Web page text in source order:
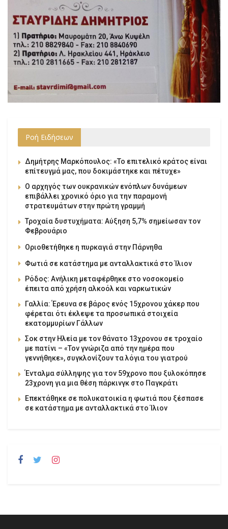
Ροή Ειδήσεων
Δημήτρης Μαρκόπουλος: «Το επιτελικό κράτος είναι
επίτευγμά μας, που δοκιμάστηκε και πέτυχε»
Ο αρχηγός των ουκρανικών ενόπλων δυνάμεων
επιβάλλει χρονικό όριο για την παραμονή
στρατευμάτων στην πρώτη γραμμή
Τροχαία δυστυχήματα: Αύξηση 5,7% σημείωσαν τον
Φεβρουάριο
Οριοθετήθηκε η πυρκαγιά στην Πάρνηθα
Φωτιά σε κατάστημα με ανταλλακτικά στο Ίλιον
Ρόδος: Ανήλικη μεταφέρθηκε στο νοσοκομείο
έπειτα από χρήση αλκοόλ και ναρκωτικών
Γαλλία: Έρευνα σε βάρος ενός 15χρονου χάκερ που
φέρεται ότι έκλεψε τα προσωπικά στοιχεία
εκατομμυρίων Γάλλων
Σοκ στην Ηλεία με τον θάνατο 13χρονου σε τροχαίο
με πατίνι – «Τον γνώριζα από την ημέρα που
γεννήθηκε», συγκλονίζουν τα λόγια του γιατρού
Ένταλμα σύλληψης για τον 59χρονο που ξυλοκόπησε
23χρονη για μια θέση πάρκινγκ στο Παγκράτι
Επεκτάθηκε σε πολυκατοικία η φωτιά που ξέσπασε
σε κατάστημα με ανταλλακτικά στο Ίλιον